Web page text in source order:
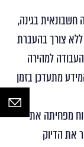
חשבונאית בגינה,
צורך בהעברת
למהירה
מתעדכן בזמן
מפחיתה את
את הדיוק